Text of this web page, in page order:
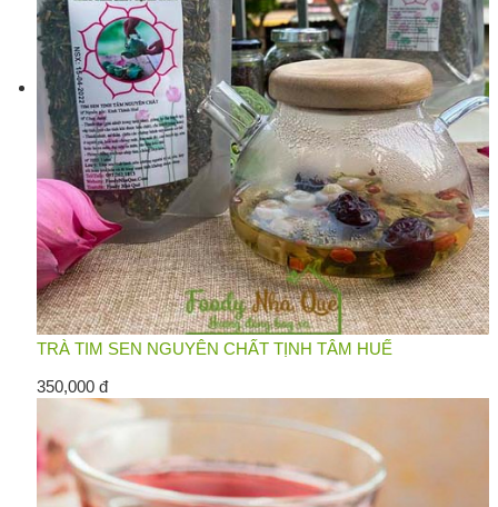
TRÀ TIM SEN NGUYÊN CHẤT TỊNH TÂM HUẾ
350,000 đ